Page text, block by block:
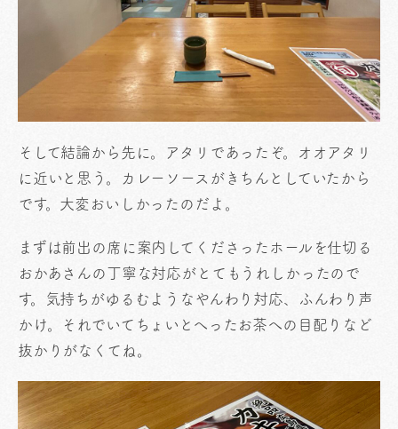
そして結論から先に。アタリであったぞ。オオアタリ
に近いと思う。カレーソースがきちんとしていたから
です。大変おいしかったのだよ。
まずは前出の席に案内してくださったホールを仕切る
おかあさんの丁寧な対応がとてもうれしかったので
す。気持ちがゆるむようなやんわり対応、ふんわり声
かけ。それでいてちょいとへったお茶への目配りなど
抜かりがなくてね。